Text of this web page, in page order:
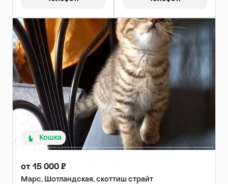
Кошка
от 15 000 ₽
Марс, Шотландская, скоттиш страйт